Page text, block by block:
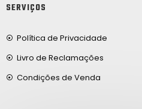
SERVIÇOS
Política de Privacidade
Livro de Reclamações
Condições de Venda